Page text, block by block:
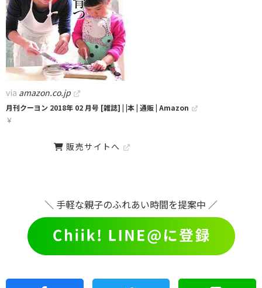
via amazon.co.jp
月刊クーヨン 2018年 02 月号 [雑誌] | |本 | 通販 | Amazon
￥
販売サイトへ
＼ 手軽な親子のふれあい時間を提案中 ／